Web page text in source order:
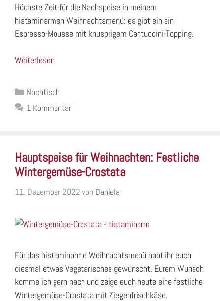
Höchste Zeit für die Nachspeise in meinem
histaminarmen Weihnachtsmenü: es gibt ein ein
Espresso-Mousse mit knusprigem Cantuccini-Topping.
Weiterlesen
Kategorien
Nachtisch
1 Kommentar
Hauptspeise für Weihnachten: Festliche
Wintergemüse-Crostata
11. Dezember 2022 von Daniela
Für das histaminarme Weihnachtsmenü habt ihr euch
diesmal etwas Vegetarisches gewünscht. Eurem Wunsch
komme ich gern nach und zeige euch heute eine festliche
Wintergemüse-Crostata mit Ziegenfrischkäse.